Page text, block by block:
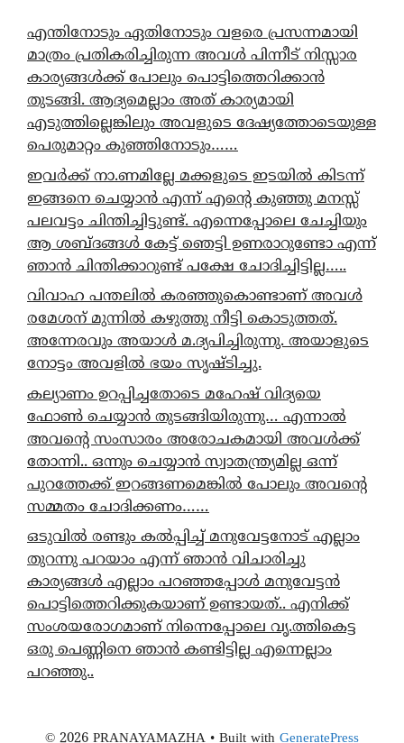
എന്തിനോടും ഏതിനോടും വളരെ പ്രസന്നമായി
മാത്രം പ്രതികരിച്ചിരുന്ന അവൾ പിന്നീട് നിസ്സാര
കാര്യങ്ങൾക്ക് പോലും പൊട്ടിത്തെറിക്കാൻ
തുടങ്ങി. ആദ്യമെല്ലാം അത് കാര്യമായി
എടുത്തില്ലെങ്കിലും അവളുടെ ദേഷ്യത്തോടെയുള്ള
പെരുമാറ്റം കുഞ്ഞിനോടും……
ഇവർക്ക് നാ.ണമില്ലേ മക്കളുടെ ഇടയിൽ കിടന്ന്
ഇങ്ങനെ ചെയ്യാൻ എന്ന് എന്റെ കുഞ്ഞു മനസ്സ്
പലവട്ടം ചിന്തിച്ചിട്ടുണ്ട്. എന്നെപ്പോലെ ചേച്ചിയും
ആ ശബ്ദങ്ങൾ കേട്ട് ഞെട്ടി ഉണരാറുണ്ടോ എന്ന്
ഞാൻ ചിന്തിക്കാറുണ്ട് പക്ഷേ ചോദിച്ചിട്ടില്ല…..
വിവാഹ പന്തലിൽ കരഞ്ഞുകൊണ്ടാണ് അവൾ
രമേശന് മുന്നിൽ കഴുത്തു നീട്ടി കൊടുത്തത്.
അന്നേരവും അയാൾ മ.ദ്യപിച്ചിരുന്നു. അയാളുടെ
നോട്ടം അവളിൽ ഭയം സൃഷ്ടിച്ചു.
കല്യാണം ഉറപ്പിച്ചതോടെ മഹേഷ് വിദ്യയെ
ഫോൺ ചെയ്യാൻ തുടങ്ങിയിരുന്നു… എന്നാൽ
അവന്റെ സംസാരം അരോചകമായി അവൾക്ക്
തോന്നി.. ഒന്നും ചെയ്യാൻ സ്വാതന്ത്ര്യമില്ല ഒന്ന്
പുറത്തേക്ക് ഇറങ്ങണമെങ്കിൽ പോലും അവന്റെ
സമ്മതം ചോദിക്കണം……
ഒടുവിൽ രണ്ടും കൽപ്പിച്ച് മനുവേട്ടനോട് എല്ലാം
തുറന്നു പറയാം എന്ന് ഞാൻ വിചാരിച്ചു
കാര്യങ്ങൾ എല്ലാം പറഞ്ഞപ്പോൾ മനുവേട്ടൻ
പൊട്ടിത്തെറിക്കുകയാണ് ഉണ്ടായത്.. എനിക്ക്
സംശയരോഗമാണ് നിന്നെപ്പോലെ വൃ.ത്തികെട്ട
ഒരു പെണ്ണിനെ ഞാൻ കണ്ടിട്ടില്ല എന്നെല്ലാം
പറഞ്ഞു..
© 2026 PRANAYAMAZHA • Built with GeneratePress